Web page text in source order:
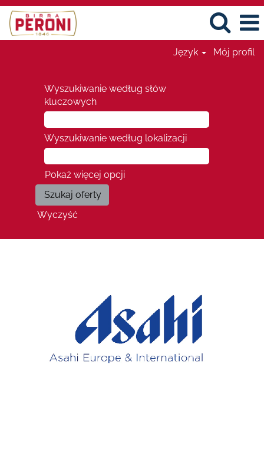
Język Mój profil
Wyszukiwanie według słów
kluczowych
Wyszukiwanie według lokalizacji
Pokaż więcej opcji
Wyczyść